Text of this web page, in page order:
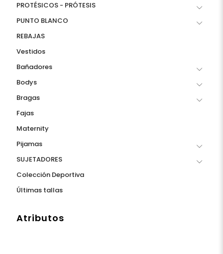
PROTÉSICOS - PRÓTESIS
PUNTO BLANCO
REBAJAS
Vestidos
Bañadores
Bodys
Bragas
Fajas
Maternity
Pijamas
SUJETADORES
Colección Deportiva
Últimas tallas
Atributos